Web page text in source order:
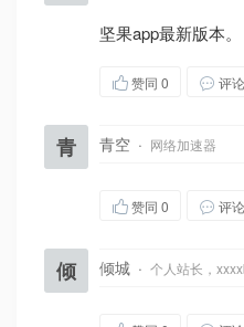
坚果app最新版本。
赞同 0 评
青 青空 · 网络加速器
赞同 0 评
倾 倾城 · 个人站长，